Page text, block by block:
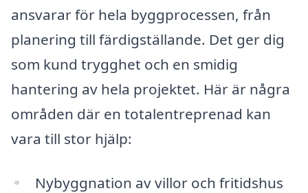
ansvarar för hela byggprocessen, från
planering till färdigställande. Det ger dig
som kund trygghet och en smidig
hantering av hela projektet. Här är några
områden där en totalentreprenad kan
vara till stor hjälp:
Nybyggnation av villor och fritidshus